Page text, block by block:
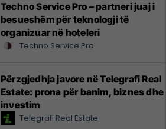
Techno Service Pro – partneri juaj i
besueshëm për teknologji të
organizuar në hoteleri
Techno Service Pro
Përzgjedhja javore në Telegrafi Real
Estate: prona për banim, biznes dhe
investim
Telegrafi Real Estate